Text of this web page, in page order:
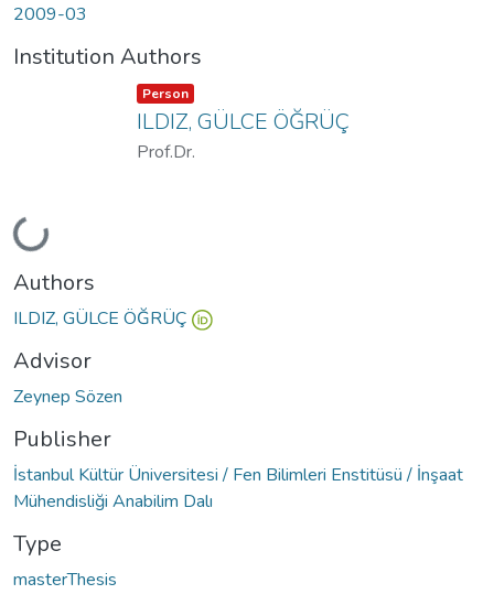
2009-03
Institution Authors
Loading...
Item type:
Person ,
ILDIZ, GÜLCE ÖĞRÜÇ
Prof.Dr.
Authors
ILDIZ, GÜLCE ÖĞRÜÇ
Advisor
Zeynep Sözen
Publisher
İstanbul Kültür Üniversitesi / Fen Bilimleri Enstitüsü / İnşaat
Mühendisliği Anabilim Dalı
Type
masterThesis